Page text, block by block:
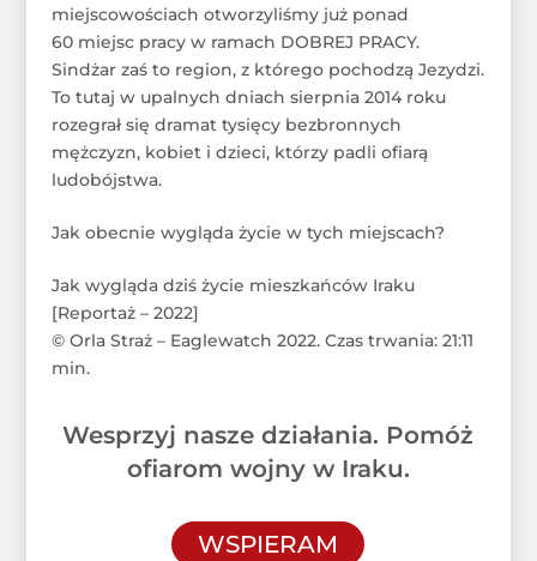
miejscowościach otworzyliśmy już ponad
60 miejsc pracy w ramach DOBREJ PRACY.
Sindżar zaś to region, z którego pochodzą Jezydzi.
To tutaj w upalnych dniach sierpnia 2014 roku
rozegrał się dramat tysięcy bezbronnych
mężczyzn, kobiet i dzieci, którzy padli ofiarą
ludobójstwa.
Jak obecnie wygląda życie w tych miejscach?
Jak wygląda dziś życie mieszkańców Iraku
[Reportaż – 2022]
© Orla Straż – Eaglewatch 2022. Czas trwania: 21:11
min.
Wesprzyj nasze działania. Pomóż
ofiarom wojny w Iraku.
WSPIERAM